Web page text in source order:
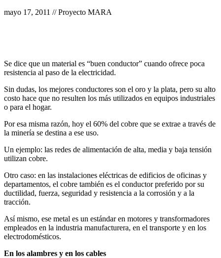
mayo 17, 2011 // Proyecto MARA
Se dice que un material es “buen conductor” cuando ofrece poca
resistencia al paso de la electricidad.
Sin dudas, los mejores conductores son el oro y la plata, pero su alto
costo hace que no resulten los más utilizados en equipos industriales
o para el hogar.
Por esa misma razón, hoy el 60% del cobre que se extrae a través de
la minería se destina a ese uso.
Un ejemplo: las redes de alimentación de alta, media y baja tensión
utilizan cobre.
Otro caso: en las instalaciones eléctricas de edificios de oficinas y
departamentos, el cobre también es el conductor preferido por su
ductilidad, fuerza, seguridad y resistencia a la corrosión y a la
tracción.
Así mismo, ese metal es un estándar en motores y transformadores
empleados en la industria manufacturera, en el transporte y en los
electrodomésticos.
En los alambres y en los cables